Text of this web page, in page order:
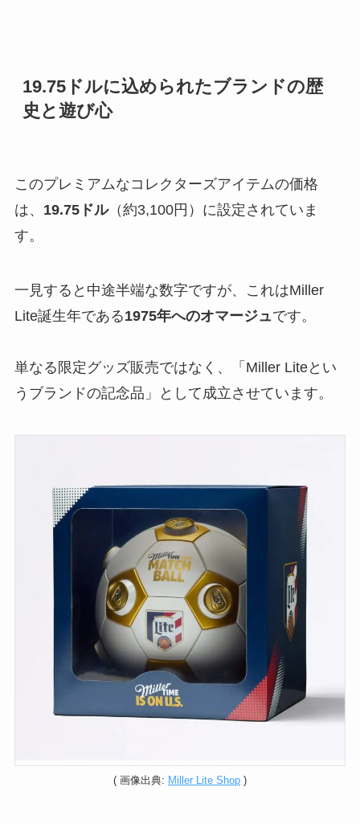
19.75ドルに込められたブランドの歴
史と遊び心
このプレミアムなコレクターズアイテムの価格
は、 19.75ドル（約3,100円）に設定されていま
す。
一見すると中途半端な数字ですが、これはMiller
Lite誕生年である1975年へのオマージュです。
単なる限定グッズ販売ではなく、「Miller Liteとい
うブランドの記念品」として成立させています。
( 画像出典: Miller Lite Shop )